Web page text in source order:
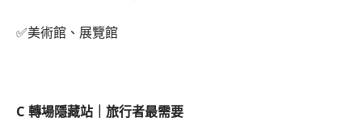
✅美術館、展覽館
C 轉場隱藏站｜旅行者最需要